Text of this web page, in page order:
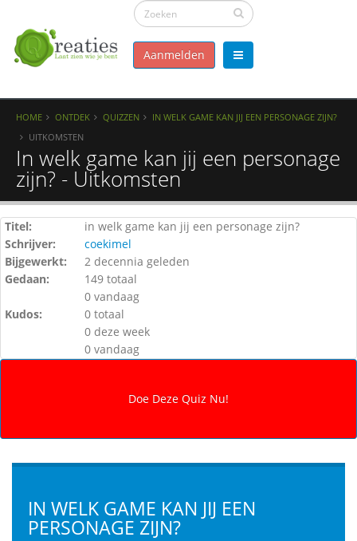
Aanmelden
HOME ONTDEK QUIZZEN
IN WELK GAME KAN JIJ EEN PERSONAGE ZIJN?
UITKOMSTEN
In welk game kan jij een personage
zijn? - Uitkomsten
Titel:
in welk game kan jij een personage zijn?
Schrijver:
coekimel
Bijgewerkt:
2 decennia geleden
Gedaan:
149 totaal
0 vandaag
Kudos:
0 totaal
0 deze week
0 vandaag
IN WELK GAME KAN JIJ EEN
PERSONAGE ZIJN?